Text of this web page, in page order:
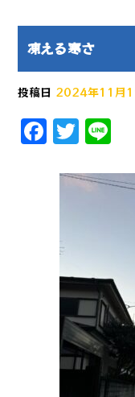
凍える寒さ
投稿日 2024年11月
F
a
c
o
o
T
w
it e